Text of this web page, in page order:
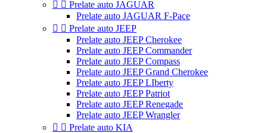
  Prelate auto JAGUAR
Prelate auto JAGUAR F-Pace
  Prelate auto JEEP
Prelate auto JEEP Cherokee
Prelate auto JEEP Commander
Prelate auto JEEP Compass
Prelate auto JEEP Grand Cherokee
Prelate auto JEEP LIberty
Prelate auto JEEP Patriot
Prelate auto JEEP Renegade
Prelate auto JEEP Wrangler
  Prelate auto KIA